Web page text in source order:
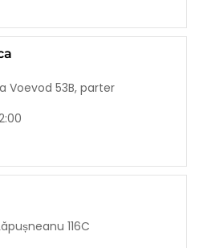
Voevod 53B, parter
116C